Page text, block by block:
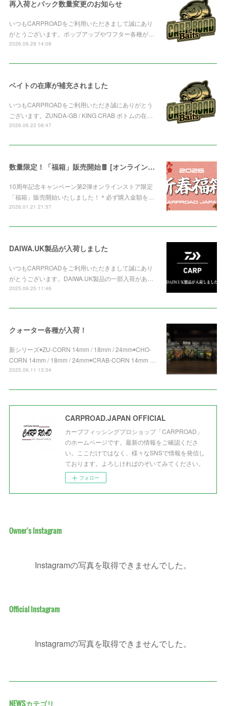
再入荷とパック数量変更のお知らせ
いつもCARPROADをご利用いただきまして誠にあり
がとうございます。ポップアップやワフター各種が…
2026.06.28 14:08
ベイトの在庫が補充されました
いつもCARPROADをご利用いただき誠にありがとう
ございます。ZUNDA-GB / KING CRAB ボトムの在…
2026.06.22 08:47
数量限定！「福箱」販売開始🧧 [オンライン限定]
10周年記念キャンペーン第2弾オンラインストア限定
「福箱」販売開始いたしました！＊必ず購入金額を…
2026.01.21 21:57
DAIWA.UK製品が入荷しました
いつもCARPROADをご利用いただきまして誠にあり
がとうございます。DAIWA.UK製品の一部入荷があ…
2025.09.25 11:46
クォーター各種が入荷！
新シリーズ◉ZU-CORN 14mm / 18mm / 24mm◉CHO-
CORN 14mm / 18mm / 24mm◉CRAB-CORN 14mm …
2025.06.11 13:34
CARPROAD.JAPAN OFFICIAL
カープフィッシングプロショップ「CARPROAD」
のホームページです。最新の情報をご確認くださ
い。ここだけではなく、様々なSNSで情報を発信し
ております。よろしければのぞいてみてください。
フォロー
Owner's Instagram
Instagramの写真を取得できませんでした。
Official Instagram
Instagramの写真を取得できませんでした。
NEWSカテゴリ